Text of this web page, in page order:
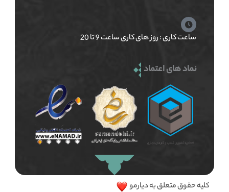
ساعت کاری : روز های کاری ساعت 9 تا 20
نماد های اعتماد
کلیه حقوق متعلق به دیارمو